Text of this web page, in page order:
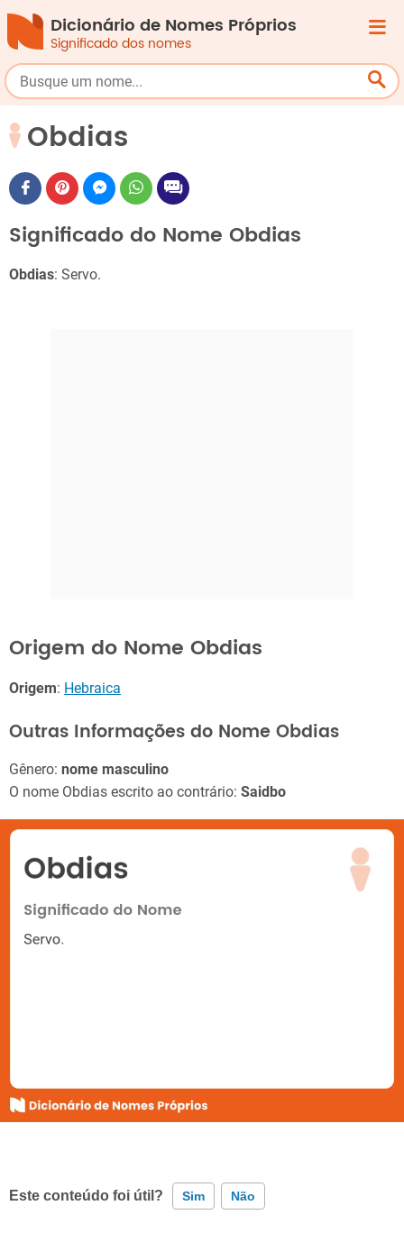
Dicionário de Nomes Próprios
Significado dos nomes
Obdias
Significado do Nome Obdias
Obdias: Servo.
Origem do Nome Obdias
Origem: Hebraica
Outras Informações do Nome Obdias
Gênero: nome masculino
O nome Obdias escrito ao contrário: Saidbo
Este conteúdo foi útil? Sim Não